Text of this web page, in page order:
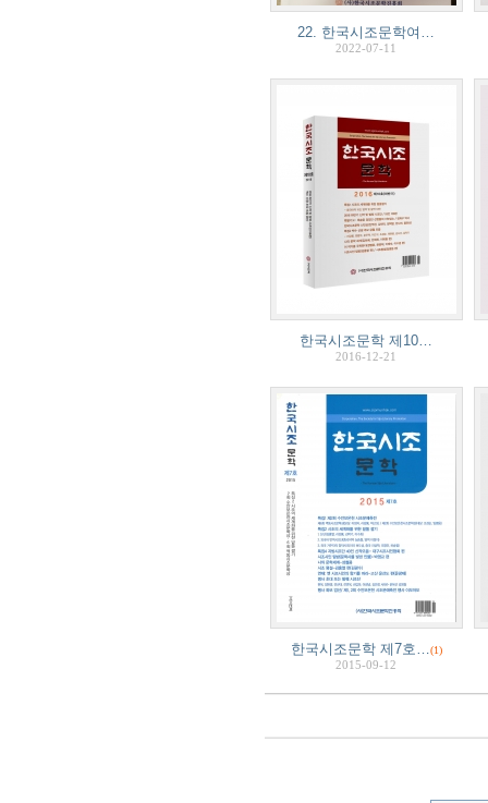
22. 한국시조문학여…
2022-07-11
한국시조문학 제10…
2016-12-21
한국시조문학 제7호…(1)
2015-09-12